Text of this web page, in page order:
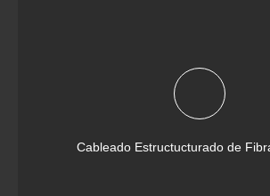
Cableado Estructucturado de